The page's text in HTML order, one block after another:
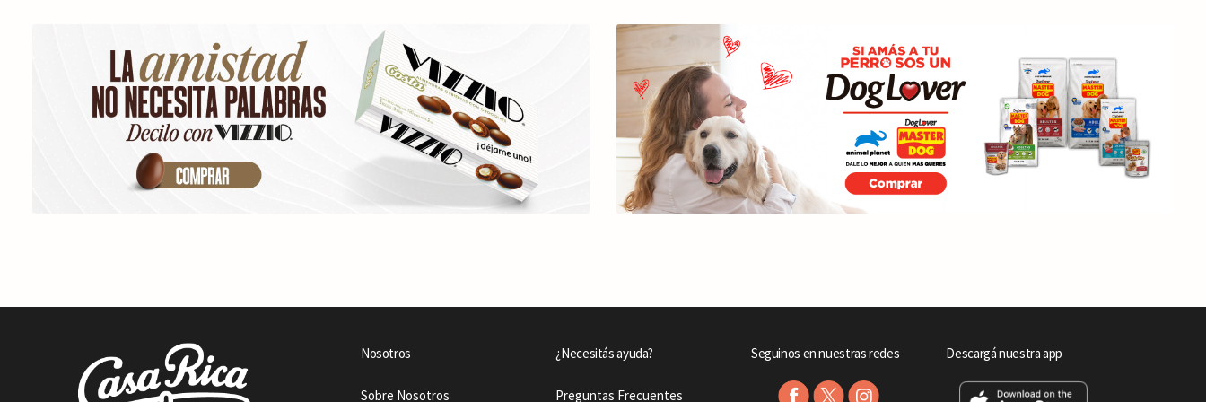
Nosotros
Sobre Nosotros
¿Necesitás ayuda?
Preguntas Frecuentes
Seguinos en nuestras redes Descargá nuestra app